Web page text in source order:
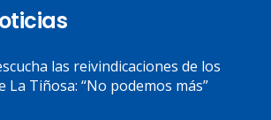
las reivindicaciones de los
La Tiñosa: “No podemos más”